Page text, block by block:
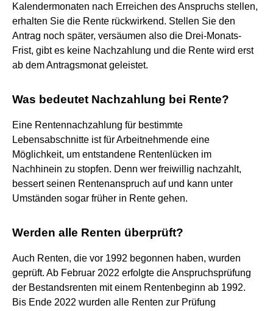
Kalendermonaten nach Erreichen des Anspruchs stellen,
erhalten Sie die Rente rückwirkend. Stellen Sie den
Antrag noch später, versäumen also die Drei-Monats-
Frist, gibt es keine Nachzahlung und die Rente wird erst
ab dem Antragsmonat geleistet.
Was bedeutet Nachzahlung bei Rente?
Eine Rentennachzahlung für bestimmte
Lebensabschnitte ist für Arbeitnehmende eine
Möglichkeit, um entstandene Rentenlücken im
Nachhinein zu stopfen. Denn wer freiwillig nachzahlt,
bessert seinen Rentenanspruch auf und kann unter
Umständen sogar früher in Rente gehen.
Werden alle Renten überprüft?
Auch Renten, die vor 1992 begonnen haben, wurden
geprüft. Ab Februar 2022 erfolgte die Anspruchsprüfung
der Bestandsrenten mit einem Rentenbeginn ab 1992.
Bis Ende 2022 wurden alle Renten zur Prüfung